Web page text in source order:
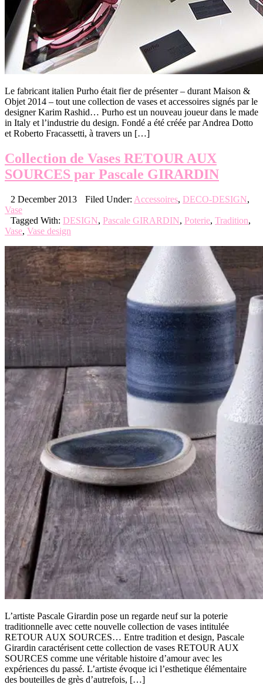
Le fabricant italien Purho était fier de présenter – durant Maison &
Objet 2014 – tout une collection de vases et accessoires signés par le
designer Karim Rashid… Purho est un nouveau joueur dans le made
​​in Italy et l’industrie du design. Fondé a été créée par Andrea Dotto
et Roberto Fracassetti, à travers un […]
Collection de Vases RETOUR AUX
SOURCES par Pascale GIRARDIN
2 December 2013 Filed Under: Accessoires, DECO-DESIGN,
Vase
Tagged With: DESIGN, Pascale GIRARDIN, Poterie, Tradition,
Vase, Vase design
L’artiste Pascale Girardin pose un regarde neuf sur la poterie
traditionnelle avec cette nouvelle collection de vases intitulée
RETOUR AUX SOURCES… Entre tradition et design, Pascale
Girardin caractérisent cette collection de vases RETOUR AUX
SOURCES comme une véritable histoire d’amour avec les
expériences du passé. L’artiste évoque ici l’esthetique élémentaire
des bouteilles de grès d’autrefois, […]